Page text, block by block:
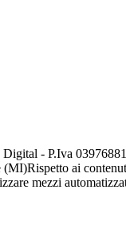
- P.Iva
(MI)Rispetto ai
mezzi